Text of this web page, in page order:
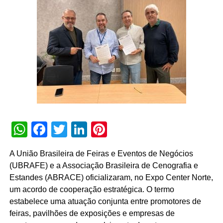
bilhões, prevendo, em média, 700 eventos de grande
porte e 5 milhões de visitantes esperados nesses eventos
e feiras B2B”, pontua o diretor-executivo da Ubrafe, Paulo
Octávio Pereira de Almeida (P.O.).
TÓPICOS RELACIONADOS: DESTAQUE
Música Sem Parar: marca fecha a programação
de rádio para comemorar o Dia Nacional do
NÃO PERCA
workshop de pênaltis com Raphael Veiga
WhatsApp
Facebook
TwitterLinkedIn
A União Brasileira de Feiras e Eventos de Negócios
(UBRAFE) e a Associação Brasileira de Cenografia e
Estandes (ABRACE) oficializaram, no Expo Center Norte,
um acordo de cooperação estratégica. O termo
estabelece uma atuação conjunta entre promotores de
feiras, pavilhões de exposições e empresas de